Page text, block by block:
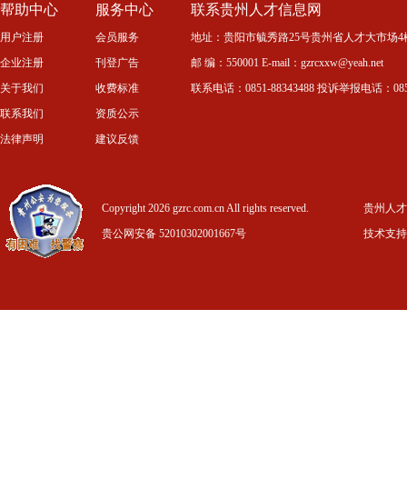
帮助中心
用户注册
企业注册
关于我们
联系我们
法律声明
服务中心
会员服务
刊登广告
收费标准
资质公示
建议反馈
联系贵州人才信息网
地址：贵阳市毓秀路25号贵州省人才大市场
邮 编：550001 E-mail：gzrcxxw@yeah.net
联系电话：0851-88343488 投诉举报电话：
Copyright 2026 gzrc.com.cn All rights reserved.
贵公网安备 52010302001667号
贵州人
技术支